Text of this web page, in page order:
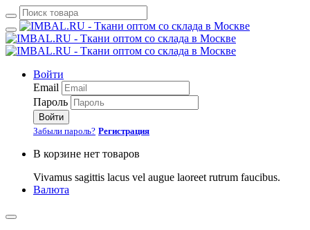
Войти
Email
Пароль
Войти
Забыли пароль? Регистрация
В корзине нет товаров
Vivamus sagittis lacus vel augue laoreet rutrum faucibus.
Валюта